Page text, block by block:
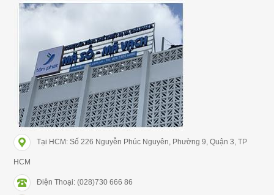
Tại HCM: Số 226 Nguyễn Phúc Nguyên, Phường 9, Quận 3, TP
HCM
Điện Thoại: (028)730 666 86